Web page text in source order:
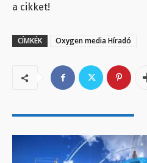
a cikket!
CÍMKÉK Oxygen media Híradó